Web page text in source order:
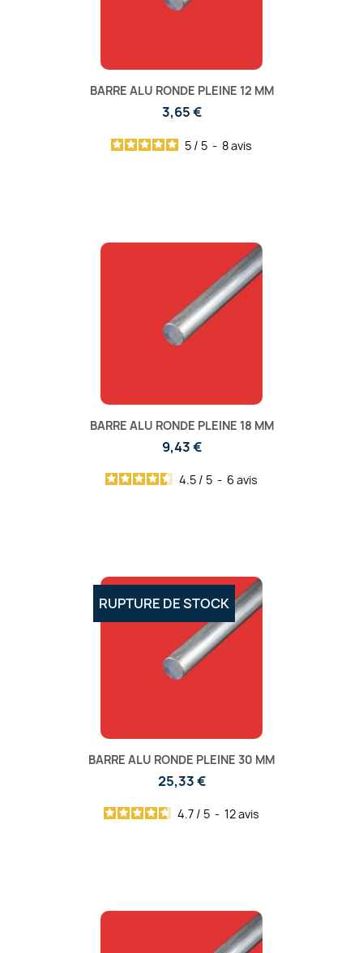
BARRE ALU RONDE PLEINE 12 MM
3,65 €
5 / 5 - 8avis
BARRE ALU RONDE PLEINE 18 MM
9,43 €
4.5 / 5 - 6 avis
BARRE ALU RONDE PLEINE 30 MM
25,33 €
4.7 / 5 - 12avis
RUPTURE DE STOCK